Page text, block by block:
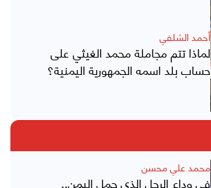
أحمد الشلفي
لماذا تتم مجاملة محمد الغيثي على
حساب بلد اسمه الجمهورية اليمنية؟
محمد علي محسن
في وداع الرجل الذي حمل اليمن..